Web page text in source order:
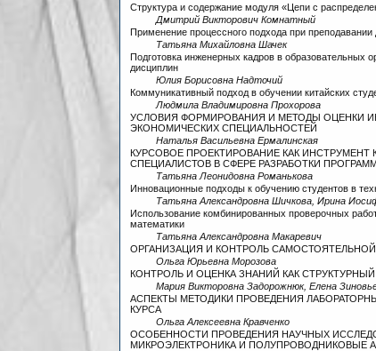
Структура и содержание модуля «Цепи с
Дмитрий Викторович Комнатный
Применение процессного подхода при
Татьяна Михайловна Шачек
Подготовка инженерных кадров в образовательных
дисциплин
Юлия Борисовна Надточий
Коммуникативный подход в обучении китайских
Людмила Владимировна Прохорова
УСЛОВИЯ ФОРМИРОВАНИЯ И МЕТОДЫ ОЦЕНКИ
ЭКОНОМИЧЕСКИХ СПЕЦИАЛЬНОСТЕЙ
Наталья Васильевна Ермалинская
КУРСОВОЕ ПРОЕКТИРОВАНИЕ КАК
СПЕЦИАЛИСТОВ В СФЕРЕ РАЗРАБОТКИ
Татьяна Леонидовна Романькова
Инновационные подходы к обучению студентов в
Татьяна Александровна Шичкова, Ирина
Использование комбинированных проверочных
математики
Татьяна Александровна Макаревич
ОРГАНИЗАЦИЯ И КОНТРОЛЬ
Ольга Юрьевна Морозова
КОНТРОЛЬ И ОЦЕНКА ЗНАНИЙ КАК
Мария Викторовна Задорожнюк, Елена
АСПЕКТЫ МЕТОДИКИ ПРОВЕДЕНИЯ
КУРСА
Ольга Алексеевна Кравченко
ОСОБЕННОСТИ ПРОВЕДЕНИЯ НАУЧНЫХ
МИКРОЭЛЕКТРОНИКА И ПОЛУПРОВОДНИКОВЫЕ